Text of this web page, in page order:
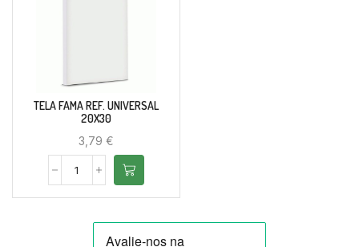
TELA FAMA REF. UNIVERSAL
20X30
3,79 €